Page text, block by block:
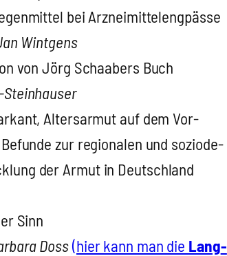
bei Arz­nei­mit­tel­eng­päs­se
Wint­gens
von Jörg Schaabers Buch
Stein­hau­ser
Alters­ar­mut auf dem Vor­
zur regio­na­len und sozio­de­
der Armut in Deutsch­land
Sinn
Doss(hier kann man die Lang­